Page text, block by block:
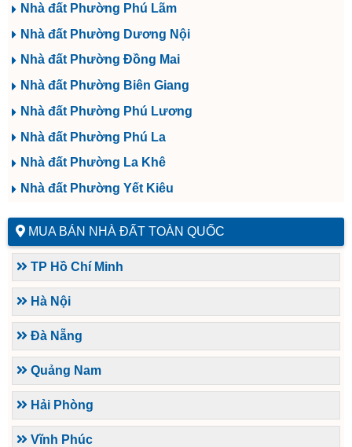
Nhà đất Phường Phú Lãm
Nhà đất Phường Dương Nội
Nhà đất Phường Đồng Mai
Nhà đất Phường Biên Giang
Nhà đất Phường Phú Lương
Nhà đất Phường Phú La
Nhà đất Phường La Khê
Nhà đất Phường Yết Kiêu
MUA BÁN NHÀ ĐẤT TOÀN QUỐC
TP Hồ Chí Minh
Hà Nội
Đà Nẵng
Quảng Nam
Hải Phòng
Vĩnh Phúc